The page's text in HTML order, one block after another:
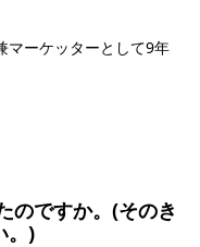
マーケッターとして9年
のですか。(そのき
。)